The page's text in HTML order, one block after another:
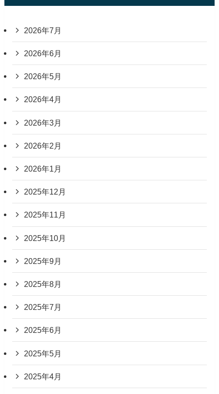
2026年7月
2026年6月
2026年5月
2026年4月
2026年3月
2026年2月
2026年1月
2025年12月
2025年11月
2025年10月
2025年9月
2025年8月
2025年7月
2025年6月
2025年5月
2025年4月